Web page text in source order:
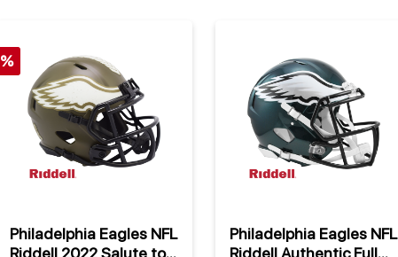
%
Philadelphia Eagles NFL
Philadelphia Eagles NFL